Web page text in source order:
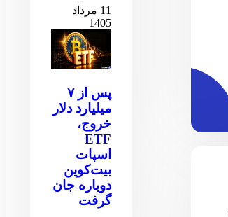
11 مرداد
1405
پس از ۷
میلیارد دلار
خروج،
ETF
اسپات
بیت‌کوین
دوباره جان
گرفت